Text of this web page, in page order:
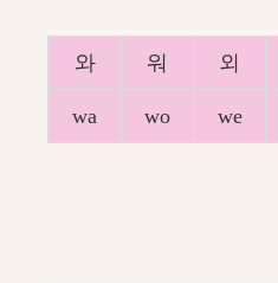
와 워 외
wa wo we